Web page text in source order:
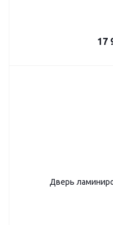
17
Дверь